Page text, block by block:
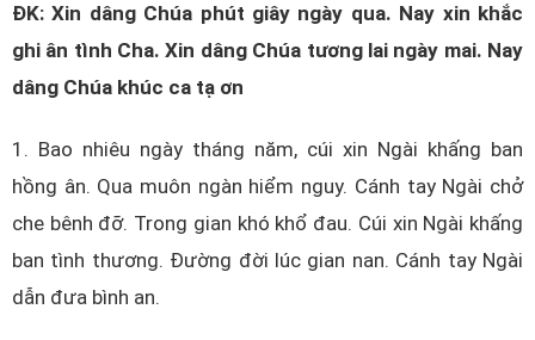
ĐK: Xin dâng Chúa phút giây ngày qua. Nay xin khắc
ghi ân tình Cha. Xin dâng Chúa tương lai ngày mai. Nay
dâng Chúa khúc ca tạ ơn
1. Bao nhiêu ngày tháng năm, cúi xin Ngài khấng ban
hồng ân. Qua muôn ngàn hiểm nguy. Cánh tay Ngài chở
che bênh đỡ. Trong gian khó khổ đau. Cúi xin Ngài khấng
ban tình thương. Đường đời lúc gian nan. Cánh tay Ngài
dẫn đưa bình an.